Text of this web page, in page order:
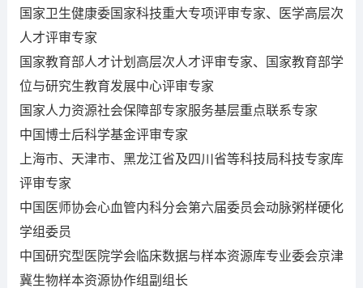
国家卫生健康委国家科技重大专项评审专家、医学高层次
人才评审专家
国家教育部人才计划高层次人才评审专家、国家教育部学
位与研究生教育发展中心评审专家
国家人力资源社会保障部专家服务基层重点联系专家
中国博士后科学基金评审专家
上海市、天津市、黑龙江省及四川省等科技局科技专家库
评审专家
中国医师协会心血管内科分会第六届委员会动脉粥样硬化
学组委员
中国研究型医院学会临床数据与样本资源库专业委会京津
冀生物样本资源协作组副组长